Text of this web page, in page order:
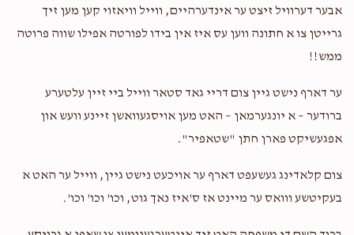
אבער דערוויל זיצט ער אינדערהיים, ווייל וויאזוי קען מען זיך
גרייטן צו א חתונה ווען עס איז אין בידו לפורטה אפילו שווה פרוטה
ממש!!
ער דארף נישט גיין צום דריי גאד סטאר ווייל ביי זיין עלטערע
ברודער – א יונגערמאן – האט מען אויסגעוואשן זיינע וועש און
אפגעשיקט פארן חתן "שטאפיר".
צום קלאדינג געשעפט דארף ער אויכעט נישט גיין, ווייל ער האט א
בעקיטשע ווואס ער מיינט אז ס'איז נאך גוט, וכו' וכו' וכו'.